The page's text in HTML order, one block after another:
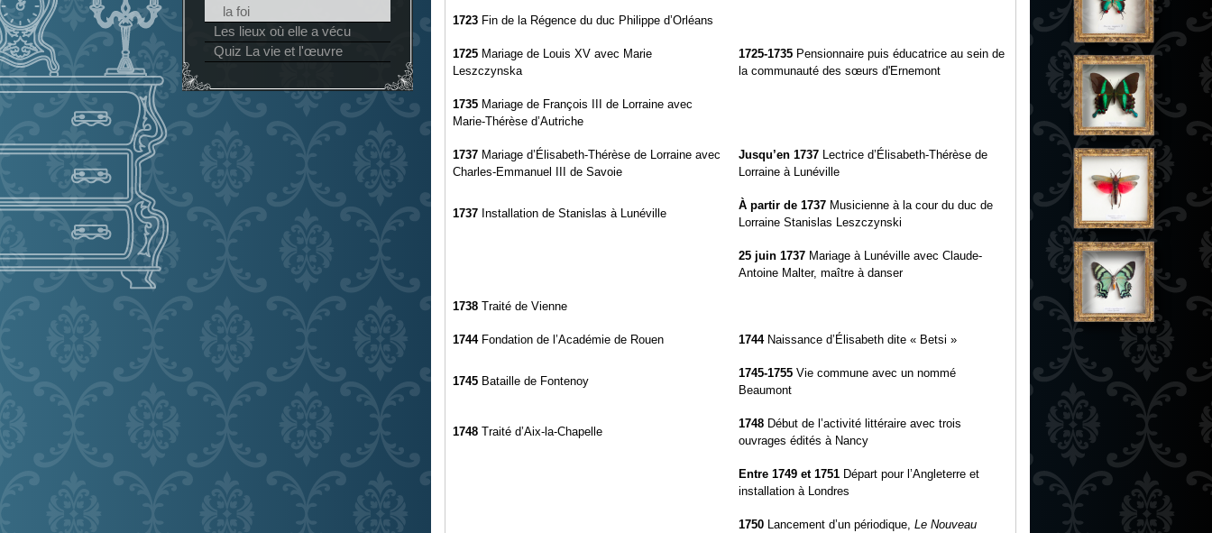
la foi
Les lieux où elle a vécu
Quiz La vie et l'œuvre
1723 Fin de la Régence du duc Philippe d’Orléans
1725 Mariage de Louis XV avec Marie
Leszczynska
1725-1735 Pensionnaire puis éducatrice au sein de
la communauté des sœurs d'Ernemont
1735 Mariage de François III de Lorraine avec
Marie-Thérèse d’Autriche
1737 Mariage d’Élisabeth-Thérèse de Lorraine avec
Charles-Emmanuel III de Savoie
Jusqu’en 1737 Lectrice d’Élisabeth-Thérèse de
Lorraine à Lunéville
1737 Installation de Stanislas à Lunéville
À partir de 1737 Musicienne à la cour du duc de
Lorraine Stanislas Leszczynski
25 juin 1737 Mariage à Lunéville avec Claude-
Antoine Malter, maître à danser
1738 Traité de Vienne
1744 Fondation de l’Académie de Rouen 1744 Naissance d’Élisabeth dite « Betsi »
1745 Bataille de Fontenoy
1745-1755 Vie commune avec un nommé
Beaumont
1748 Traité d’Aix-la-Chapelle
1748 Début de l’activité littéraire avec trois
ouvrages édités à Nancy
Entre 1749 et 1751 Départ pour l’Angleterre et
installation à Londres
1750 Lancement d’un périodique, Le Nouveau